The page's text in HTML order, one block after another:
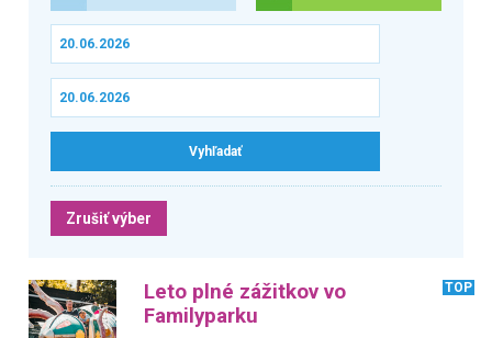
Zrušiť výber
Leto plné zážitkov vo
Familyparku
TOP